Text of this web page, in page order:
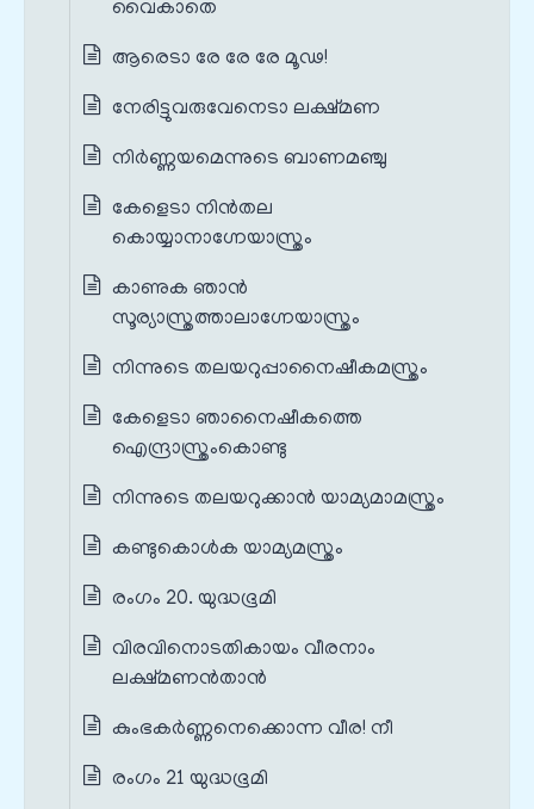
വൈകാതെ
ആരെടാ രേ രേ രേ മൂഢ!
നേരിട്ടുവരുവേനെടാ ലക്ഷ്മണ
നിർണ്ണയമെന്നുടെ ബാണമഞ്ചു
കേളെടാ നിൻതല
കൊയ്യാനാഗ്നേയാസ്ത്രം
കാണുക ഞാൻ
സൂര്യാസ്ത്രത്താലാഗ്നേയാസ്ത്രം
നിന്നുടെ തലയറുപ്പാനൈഷീകമസ്ത്രം
കേളെടാ ഞാനൈഷീകത്തെ
ഐന്ദ്രാസ്ത്രംകൊണ്ടു
നിന്നുടെ തലയറുക്കാൻ യാമ്യമാമസ്ത്രം
കണ്ടുകൊൾക യാമ്യമസ്ത്രം
രംഗം 20. യുദ്ധഭൂമി
വിരവിനൊടതികായം വീരനാം
ലക്ഷ്മണൻതാൻ
കുംഭകർണ്ണനെക്കൊന്ന വീര! നീ
രംഗം 21 യുദ്ധഭൂമി